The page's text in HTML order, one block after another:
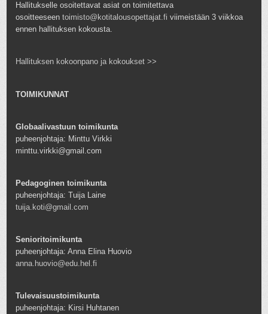
Hallitukselle osoitettavat asiat on toimitettava
osoitteeseentoimisto@kotitalousopettajat.fi viimeistään 3 viikkoa
ennen hallituksen kokousta.
Hallituksen kokoonpano ja kokoukset >>
TOIMIKUNNAT
Globaalivastuun toimikunta
puheenjohtaja: Minttu Virkki
minttu.virkki@gmail.com
Pedagoginen toimikunta
puheenjohtaja: Tuija Laine
tuija.koti@gmail.com
Senioritoimikunta
puheenjohtaja: Anna Elina Huovio
anna.huovio@edu.hel.fi
Tulevaisuustoimikunta
puheenjohtaja: Kirsi Huhtanen